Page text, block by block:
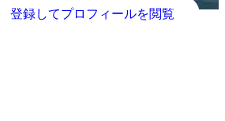
登録してプロフィールを閲覧